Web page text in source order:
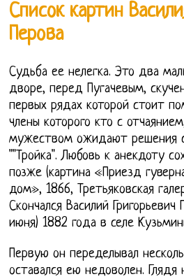
Список картин
Перова
Судьба ее нелегка. Это два
дворе, перед Пугачевым,
первых рядах которой стоит
члены которого кто с
мужеством ожидают решения
""Тройка". Любовь к анекдоту
позже (картина «Приезд
дом», 1866, Третьяковская
Скончался Василий
июня) 1882 года в селе
Первую он переделывал
оставался ею недоволен.